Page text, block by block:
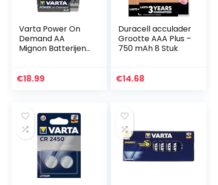
Varta Power On
Demand AA
Mignon Batterijen
Flexibel En
€18.99
Duracell acculader
Grootte AAA Plus –
750 mAh 8 Stuk
€14.68